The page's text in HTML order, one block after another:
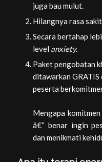
juga bau mulut.
Hilangnya rasa
Secara bertahap
level anxiety.
Paket pengobatan
ditawarkan GRATIS
peserta
Mengapa
â€“ benar ingin
dan menikmati